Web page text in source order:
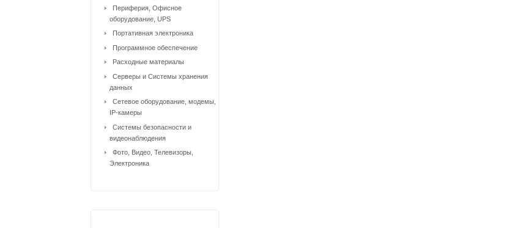
Периферия, Офисное
оборудование, UPS
Портативная электроника
Программное обеспечение
Расходные материалы
Серверы и Системы хранения
данных
Сетевое оборудование, модемы,
IP-камеры
Системы безопасности и
видеонаблюдения
Фото, Видео, Телевизоры,
Электроника